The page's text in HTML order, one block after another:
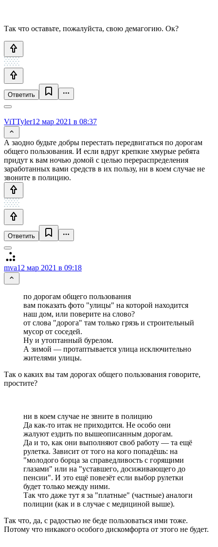
Так что оставьте, пожалуйста, свою демагогию. Ок?
Ответить
ViTTyler12 мар 2021 в 08:37
А заодно будьте добры перестать передвигаться по дорогам
общего пользования. И если вдруг крепкие хмурые ребята
придут к вам ночью домой с целью перераспределения
заработанных вами средств в их пользу, ни в коем случае не
звоните в полицию.
Ответить
mva12 мар 2021 в 09:18
по дорогам общего пользования
вам показать фото "улицы" на которой находится
наш дом, или поверите на слово?
от слова "дорога" там только грязь и строительный
мусор от соседей.
Ну и утоптанный бурелом.
А зимой — протаптывается улица исключительно
жителями улицы.
Так о каких вы там дорогах общего пользования говорите,
простите?
ни в коем случае не звните в полицию
Да как-то итак не приходится. Не особо они
жалуют ездить по вышеописанным дорогам.
Да и то, как они выполняют своб работу — та ещё
рулетка. Зависит от того на кого попадёшь: на
"молодого борца за справедливость с горящими
глазами" или на "уставшего, досиживающего до
пенсии". И это ещё повезёт если выбор рулетки
будет только между ними.
Так что даже тут я за "платные" (частные) аналоги
полиции (как и в случае с медициной выше).
Так что, да, с радостью не беде пользоваться ими тоже.
Потому что никакого особого дискомфорта от этого не будет.